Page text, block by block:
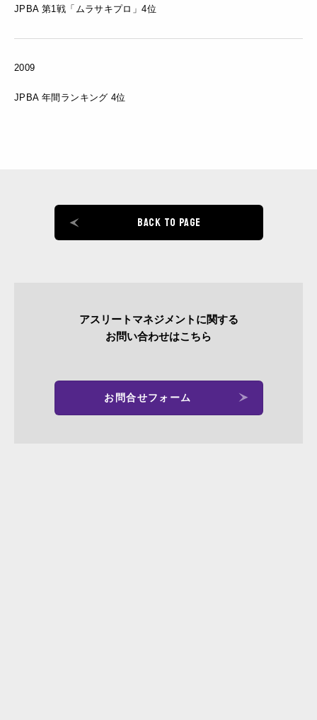
JPBA 第1戦「ムラサキプロ」4位
2009
JPBA 年間ランキング 4位
BACK TO PAGE
アスリートマネジメントに関する
お問い合わせはこちら
お問合せフォーム